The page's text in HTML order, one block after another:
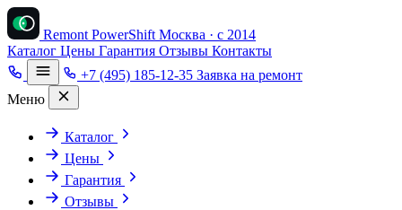
Remont PowerShift Москва · с 2014
Каталог Цены Гарантия Отзывы Контакты
+7 (495) 185-12-35 Заявка на ремонт
Меню
Каталог
Цены
Гарантия
Отзывы